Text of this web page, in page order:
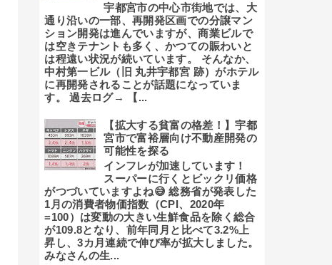
宇都宮市の中心市街地では、大
通り沿いの一部、再開発区画での分譲マン
ション開発は進んでいますが、商業ビルで
は空きテナントも多く、かつての賑わいと
は程遠い状況が続いています。 そんなか、
中村第一ビル（旧 丸井宇都宮 跡）がホテル
に再開発されることが話題になっていま
す。 過去ログ→ 【...
【拡大する貧富の格差！】宇都
宮市で富裕層向け不動産開発の
可能性を探る
インフレが加速しています！
スーパーに行くとビックリ価格
がつづいていますよね😅 総務省が発表した
1月の消費者物価指数（CPI、2020年
=100）は変動の大きい生鮮食品を除く総合
が109.8となり、前年同月と比べて3.2%上
昇し、3カ月連続で伸び率が拡大しました。
みなさんの生...